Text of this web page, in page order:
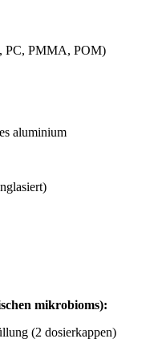
PC, PMMA, POM)
aluminium
mikrobioms):
(2 dosierkappen)